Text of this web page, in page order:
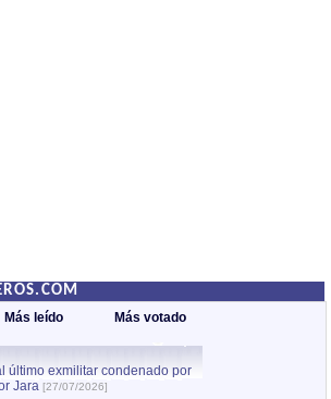
Más leído Más votado
último exmilitar condenado por
Jara [27/07/2026]